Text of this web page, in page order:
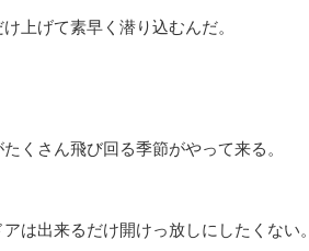
上げて素早く潜り込むんだ。
くさん飛び回る季節がやって来る。
は出来るだけ開けっ放しにしたくない。